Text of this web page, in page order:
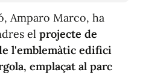
Amparo Marco, ha
el projecte de
l'emblemàtic edifici
emplaçat al parc